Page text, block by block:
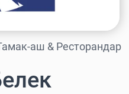
аш & Ресторандар